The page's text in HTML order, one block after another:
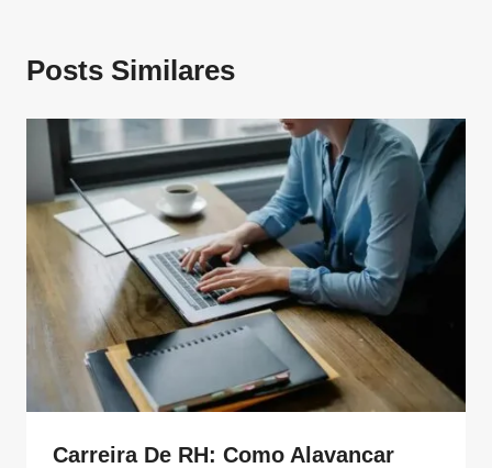
Posts Similares
Carreira De RH: Como Alavancar